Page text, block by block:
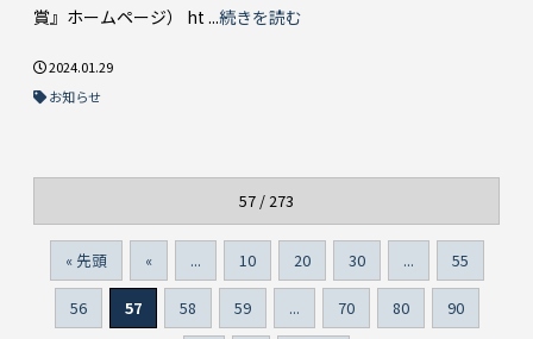
賞』ホームページ） ht ...続きを読む
2024.01.29
お知らせ
57 / 273
« 先頭 « ... 10 20 30 ... 55
56 57 58 59 ... 70 80 90